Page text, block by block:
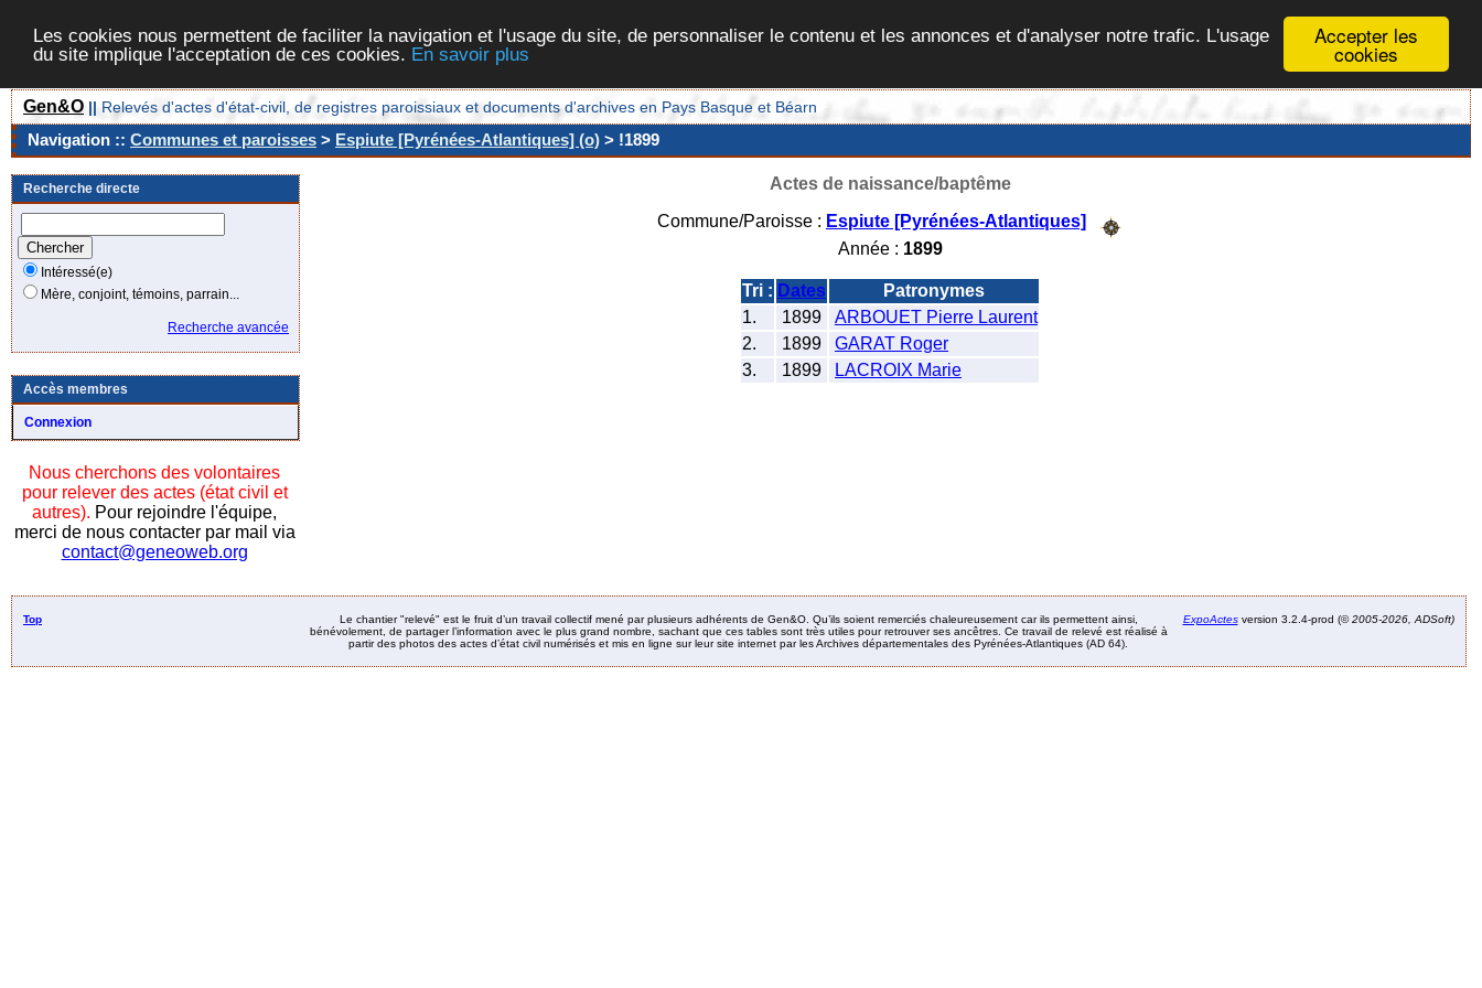
Accepter les
cookies
Les cookies nous permettent de faciliter la navigation et l'usage du site, de personnaliser le contenu et les annonces et d'analyser notre trafic. L'usage
du site implique l'acceptation de ces cookies. En savoir plus
Gen&O || Relevés d'actes d'état-civil, de registres paroissiaux et documents d'archives en Pays Basque et Béarn
Navigation :: Communes et paroisses > Espiute [Pyrénées-Atlantiques] (o) > !1899
Recherche directe
Intéressé(e)
Mère, conjoint, témoins, parrain...
Recherche avancée
Accès membres
Connexion
Nous cherchons des volontaires
pour relever des actes (état civil et
autres). Pour rejoindre l'équipe,
merci de nous contacter par mail via
contact@geneoweb.org
Actes de naissance/baptême
Commune/Paroisse : Espiute [Pyrénées-Atlantiques]
Année : 1899
Tri : Dates
Patronymes
1.
1899
ARBOUET Pierre Laurent
2.
1899
GARAT Roger
3.
1899 LACROIX Marie
Top
Le chantier "relevé" est le fruit d’un travail collectif mené par plusieurs adhérents de Gen&O. Qu’ils soient remerciés chaleureusement car ils permettent ainsi,
bénévolement, de partager l’information avec le plus grand nombre, sachant que ces tables sont très utiles pour retrouver ses ancêtres. Ce travail de relevé est réalisé à
partir des photos des actes d’état civil numérisés et mis en ligne sur leur site internet par les Archives départementales des Pyrénées-Atlantiques (AD 64).
ExpoActesversion 3.2.4-prod (©2005-2026, ADSoft)